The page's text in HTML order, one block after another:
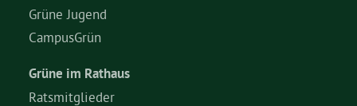
Grüne Jugend
CampusGrün
Grüne im Rathaus
Ratsmitglieder